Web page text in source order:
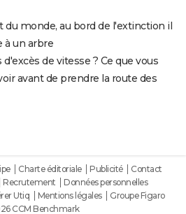
du monde, au bord de l'extinction il
à un arbre
de vitesse ? Ce que vous
avant de prendre la route des
Charte éditoriale Publicité
Contact
Recrutement
Données personnelles
Utiq Mentions légales
Groupe Figaro
CCM Benchmark